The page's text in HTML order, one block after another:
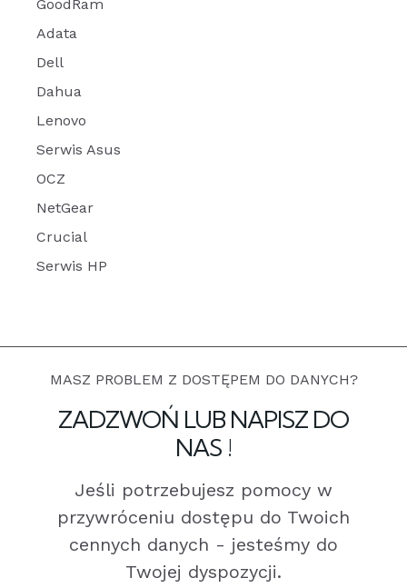
GoodRam
Adata
Dell
Dahua
Lenovo
Serwis Asus
OCZ
NetGear
Crucial
Serwis HP
MASZ PROBLEM Z DOSTĘPEM DO DANYCH?
ZADZWOŃ LUB NAPISZ DO
NAS !
Jeśli potrzebujesz pomocy w
przywróceniu dostępu do Twoich
cennych danych - jesteśmy do
Twojej dyspozycji.